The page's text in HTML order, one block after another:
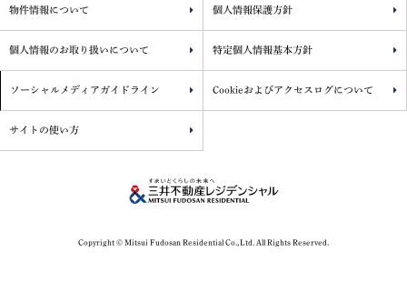
物件情報について 個人情報保護方針
個人情報のお取り扱いについて 特定個人情報基本方針
ソーシャルメディアガイドライン Cookieおよびアクセスログについて
サイトの使い方
Copyright © Mitsui Fudosan Residential Co.,Ltd. All Rights Reserved.